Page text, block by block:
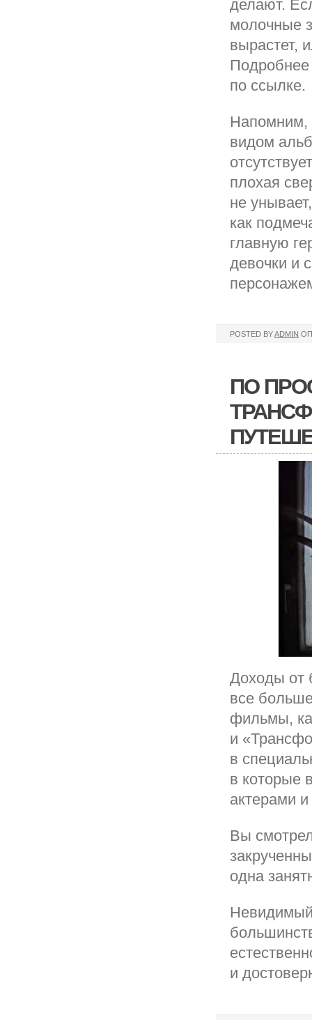
делают.
молочные
вырастет,
Подробнее
по ссылке.
Напомним,
видом
плохая
не
как
главную
девочки и
POSTED BYADMIN
ПО
Доходы от
все
фильмы,
и
в
в которые
актерами
Вы
одна
и